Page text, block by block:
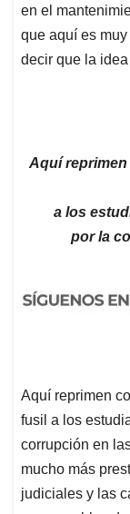
en el
que aquí es
decir que la
Aquí
a los
por la
Aquí reprimen
fusil a los
corrupción en
mucho más
judiciales y las